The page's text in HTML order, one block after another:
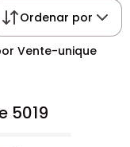
Ordenar por
Vente-unique
5019